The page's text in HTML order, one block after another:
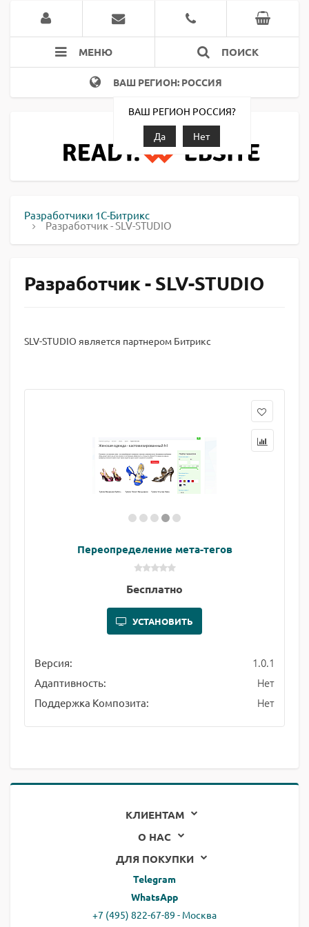
МЕНЮ ПОИСК
ВАШ РЕГИОН: РОССИЯ
ВАШ РЕГИОН РОССИЯ?
Да
Нет
Разработчики 1С-Битрикс
Разработчик - SLV-STUDIO
Разработчик - SLV-STUDIO
SLV-STUDIO является партнером Битрикс
Переопределение мета-тегов
Бесплатно
УСТАНОВИТЬ
Версия: 1.0.1
Адаптивность: Нет
Поддержка Композита: Нет
КЛИЕНТАМ
О НАС
ДЛЯ ПОКУПКИ
Telegram
WhatsApp
+7 (495) 822-67-89 - Москва